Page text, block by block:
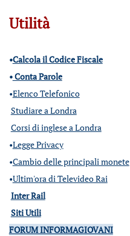
Utilità
•Calcola il Codice Fiscale
•Conta Parole
•Elenco Telefonico
Studiare a Londra
Corsi di inglese a Londra
•Legge Privacy
•Cambio delle principali monete
•Ultim'ora di Televideo Rai
Inter Rail
Siti Utili
FORUM INFORMAGIOVANI